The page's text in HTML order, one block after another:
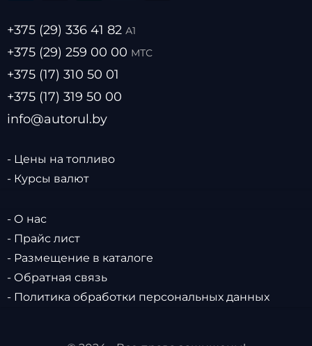
+375 (29) 336 41 82 А1
+375 (29) 259 00 00 МТС
+375 (17) 310 50 01
+375 (17) 319 50 00
info@autorul.by
- Цены на топливо
- Курсы валют
- О нас
- Прайс лист
- Размещение в каталоге
- Обратная связь
- Политика обработки персональных данных